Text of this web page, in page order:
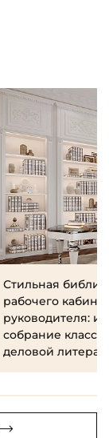
Стильная
рабочего
руководителя:
собрание
деловой